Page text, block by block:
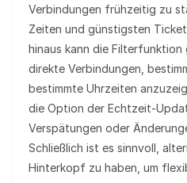
Verbindungen frühzeitig zu
Zeiten und günstigsten
hinaus kann die
direkte Verbindungen,
bestimmte Uhrzeiten
die Option der Echtzeit-
Verspätungen oder
Schließlich ist es sinnvoll,
Hinterkopf zu haben, um